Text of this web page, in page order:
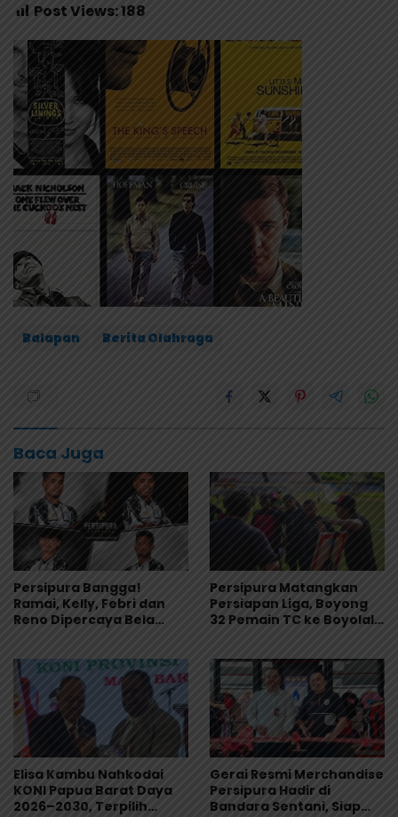
Post Views:188
Balapan Berita Olahraga
Baca Juga
Persipura Bangga!
Ramai, Kelly, Febri dan
Reno Dipercaya Bela
Persipura Matangkan
Persiapan Liga, Boyong
32 Pemain TC ke Boyolali
Elisa Kambu Nahkodai
KONI Papua Barat Daya
2026–2030, Terpilih
Gerai Resmi Merchandise
Persipura Hadir di
Bandara Sentani, Siap